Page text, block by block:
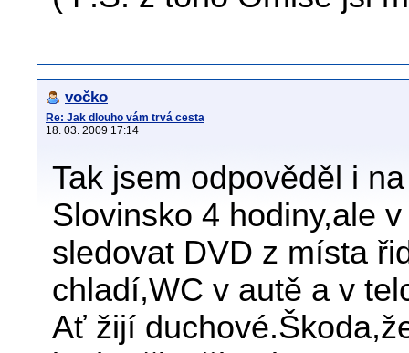
vočko
Re: Jak dlouho vám trvá cesta
18. 03. 2009 17:14
Tak jsem odpověděl i
Slovinsko 4 hodiny,ale
sledovat DVD z místa
chladí,WC v autě a v
Ať žijí